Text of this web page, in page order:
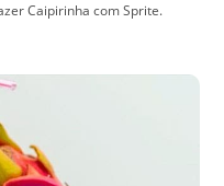
Caipirinha com Sprite.